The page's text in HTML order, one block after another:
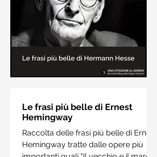
come "Libro Rosso"
Hesse
Raccolta delle frasi più belle di
Hermann Hesse estrapolate dai suoi
libri più importanti come "Siddharta",
Le frasi più belle di Ernest
Hemingway
Raccolta delle frasi più belle di Ernest
Hemingway tratte dalle opere più